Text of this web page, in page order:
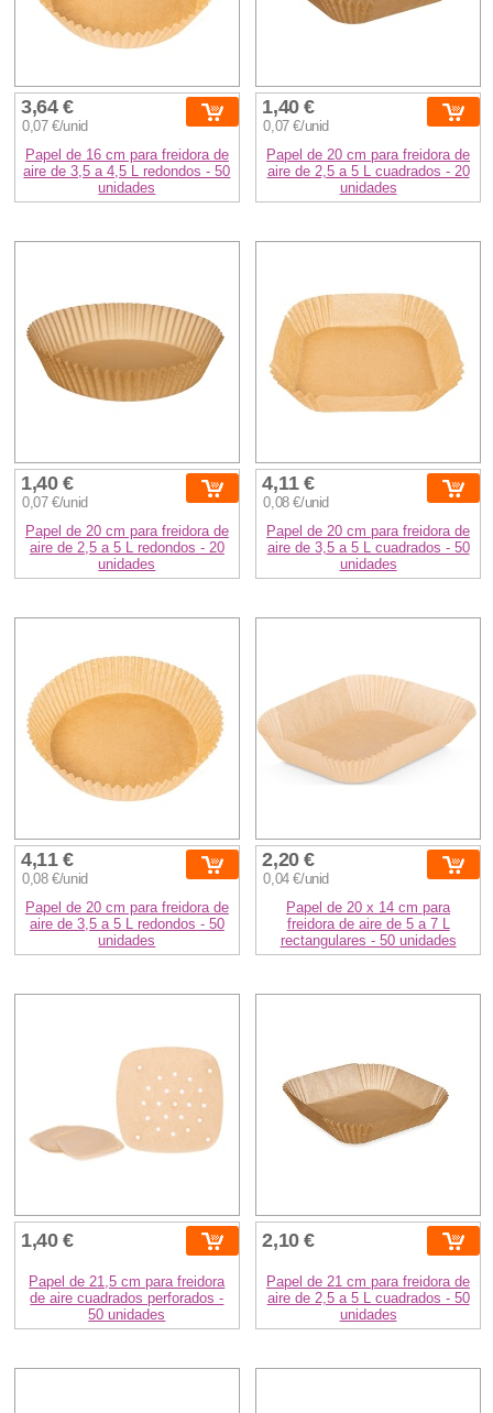
3,64 €
0,07 €/unid
Papel de 16 cm para freidora de
aire de 3,5 a 4,5 L redondos - 50
unidades
1,40 €
0,07 €/unid
Papel de 20 cm para freidora de
aire de 2,5 a 5 L cuadrados - 20
unidades
1,40 €
0,07 €/unid
Papel de 20 cm para freidora de
aire de 2,5 a 5 L redondos - 20
unidades
4,11 €
0,08 €/unid
Papel de 20 cm para freidora de
aire de 3,5 a 5 L cuadrados - 50
unidades
4,11 €
0,08 €/unid
Papel de 20 cm para freidora de
aire de 3,5 a 5 L redondos - 50
unidades
2,20 €
0,04 €/unid
Papel de 20 x 14 cm para
freidora de aire de 5 a 7 L
rectangulares - 50 unidades
1,40 €
Papel de 21,5 cm para freidora
de aire cuadrados perforados -
50 unidades
2,10 €
Papel de 21 cm para freidora de
aire de 2,5 a 5 L cuadrados - 50
unidades